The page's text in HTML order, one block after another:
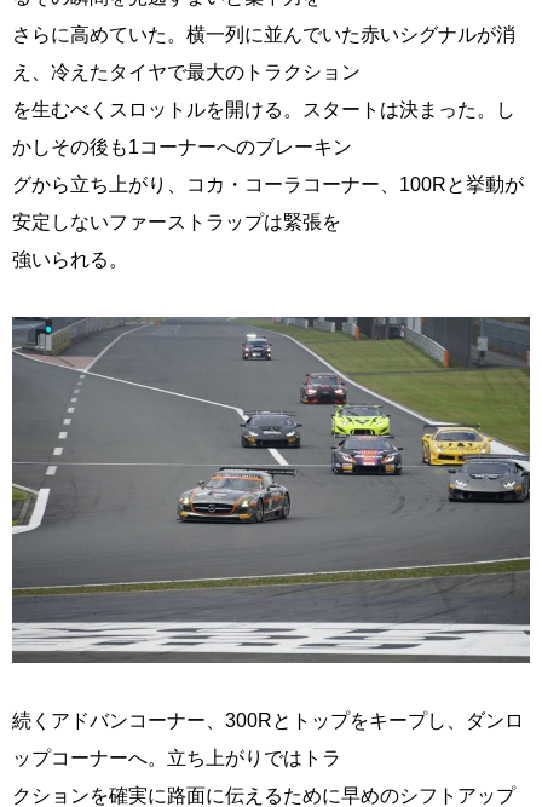
さらに高めていた。横一列に並んでいた赤いシグナルが消
え、冷えたタイヤで最大のトラクション
を生むべくスロットルを開ける。スタートは決まった。し
かしその後も1コーナーへのブレーキン
グから立ち上がり、コカ・コーラコーナー、100Rと挙動が
安定しないファーストラップは緊張を
強いられる。
続くアドバンコーナー、300Rとトップをキープし、ダンロ
ップコーナーへ。立ち上がりではトラ
クションを確実に路面に伝えるために早めのシフトアップ